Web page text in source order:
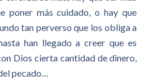
poner más cuidado, o hay que
tan perverso que los obliga a
han llegado a creer que es
Dios cierta cantidad de dinero,
pecado…